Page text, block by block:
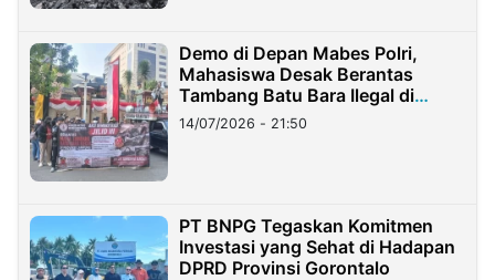
Demo di Depan Mabes Polri,
Mahasiswa Desak Berantas
Tambang Batu Bara Ilegal di
Lampung
14/07/2026 - 21:50
PT BNPG Tegaskan Komitmen
Investasi yang Sehat di Hadapan
DPRD Provinsi Gorontalo